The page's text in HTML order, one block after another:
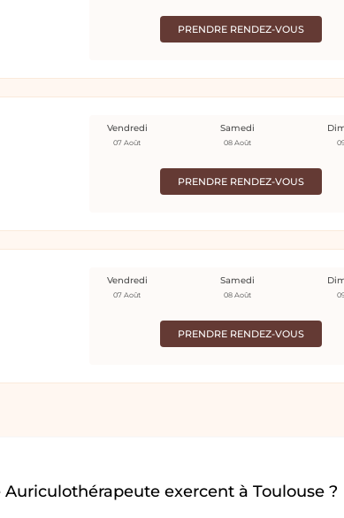
PRENDRE RENDEZ-VOUS
PRENDRE RENDEZ-VOUS
Vendredi
07 Août
Samedi
08 Août
PRENDRE RENDEZ-VOUS
Vendredi
07 Août
Samedi
08 Août
exercent à Toulouse ?